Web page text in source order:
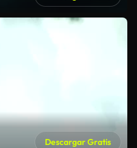
Descargar Gratis